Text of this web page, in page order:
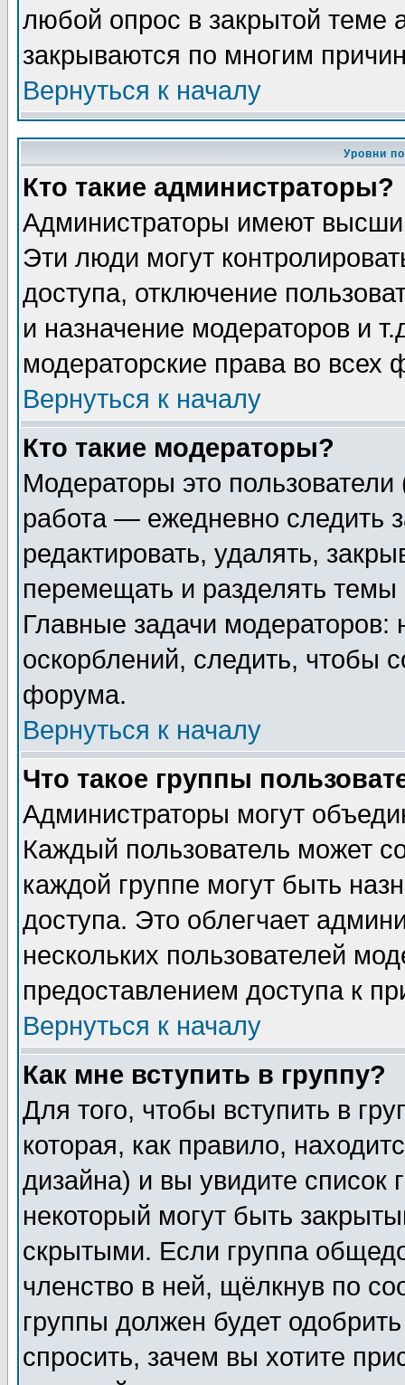
любой опрос в закрытой теме
закрываются по многим
Вернуться к началу
Уровни
Кто такие администраторы?
Администраторы имеют
Эти люди могут
доступа, отключение
и назначение модераторов и
модераторские права во всех
Вернуться к началу
Кто такие модераторы?
Модераторы это
работа — ежедневно следить
редактировать, удалять,
перемещать и разделять
Главные задачи
оскорблений, следить, чтобы
форума.
Вернуться к началу
Что такое группы
Администраторы могут
Каждый пользователь может
каждой группе могут быть
доступа. Это облегчает
нескольких пользователей
предоставлением доступа к
Вернуться к началу
Как мне вступить в группу?
Для того, чтобы вступить в
которая, как правило,
дизайна) и вы увидите список
некоторый могут быть
скрытыми. Если группа
членство в ней, щёлкнув по
группы должен будет
спросить, зачем вы хотите